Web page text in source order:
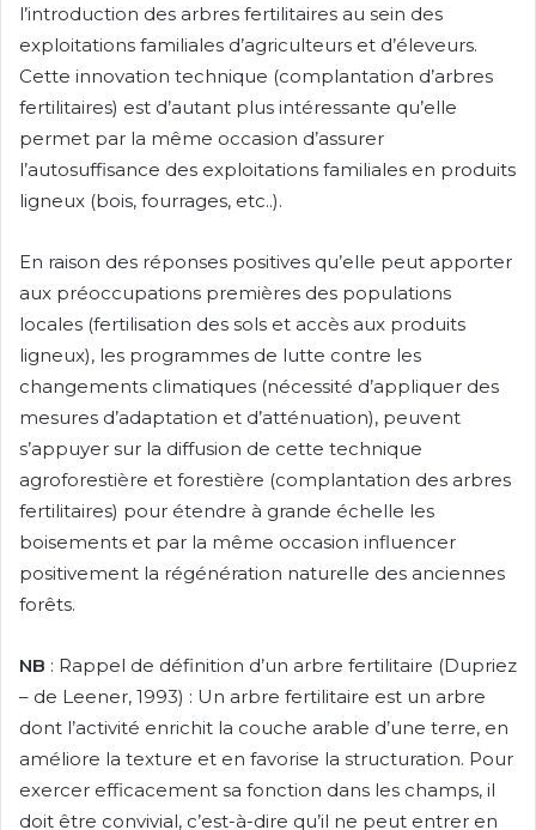
l’introduction des arbres fertilitaires au sein des
exploitations familiales d’agriculteurs et d’éleveurs.
Cette innovation technique (complantation d’arbres
fertilitaires) est d’autant plus intéressante qu’elle
permet par la même occasion d’assurer
l’autosuffisance des exploitations familiales en produits
ligneux (bois, fourrages, etc..).
En raison des réponses positives qu’elle peut apporter
aux préoccupations premières des populations
locales (fertilisation des sols et accès aux produits
ligneux), les programmes de lutte contre les
changements climatiques (nécessité d’appliquer des
mesures d’adaptation et d’atténuation), peuvent
s’appuyer sur la diffusion de cette technique
agroforestière et forestière (complantation des arbres
fertilitaires) pour étendre à grande échelle les
boisements et par la même occasion influencer
positivement la régénération naturelle des anciennes
forêts.
NB : Rappel de définition d’un arbre fertilitaire (Dupriez
– de Leener, 1993) : Un arbre fertilitaire est un arbre
dont l’activité enrichit la couche arable d’une terre, en
améliore la texture et en favorise la structuration. Pour
exercer efficacement sa fonction dans les champs, il
doit être convivial, c’est-à-dire qu’il ne peut entrer en